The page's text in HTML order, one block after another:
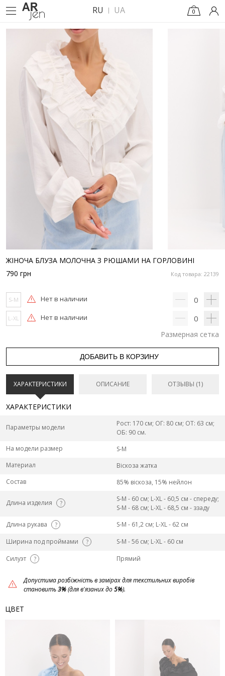
RU UA 0
ЖІНОЧА БЛУЗА МОЛОЧНА З РЮШАМИ НА ГОРЛОВИНІ
Код товара: 22139
790 грн
S-M Нет в наличии 0
L-XL Нет в наличии 0
Размерная сетка
ДОБАВИТЬ В КОРЗИНУ
ХАРАКТЕРИСТИКИ ОПИСАНИЕ ОТЗЫВЫ (1)
ХАРАКТЕРИСТИКИ
Параметры модели
Рост: 170 см; ОГ: 80 см; ОТ: 63 см;
ОБ: 90 см.
На модели размер
S-M
Материал
Віскоза жатка
Состав
85% віскоза, 15% нейлон
Длина изделия ?
S-M - 60 см; L-ХL - 60,5 см - спереду;
S-M - 68 см; L-ХL - 68,5 см - ззаду
Длина рукава
?
S-M - 61,2 см; L-ХL - 62 см
Ширина под проймами
?
S-M - 56 см; L-ХL - 60 см
Силуэт
? Прямий
Допустима розбіжність в замірах для текстильних виробів
становить3%(для в'язаних до5%).
ЦВЕТ